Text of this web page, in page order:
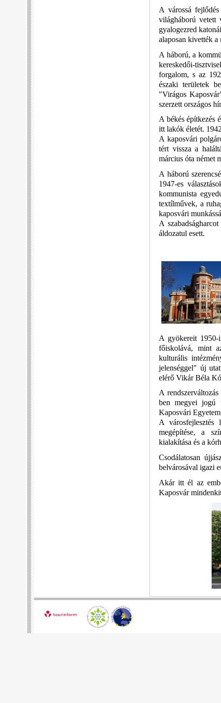
A várossá
világháború
gyalogezred
alaposan kivették a
A háború, a
kereskedői-
forgalom, s az
északi területek
"Virágos
szerzett országos
A békés építkezés
itt lakók életét.
A kaposvári
tért vissza a
március óta német
A háború
1947-es
kommunista
textílművek, a
kaposvári
A
áldozatul esett.
A gyökereit 1950-
főiskolává, mint
kulturális
jelenséggel" új
elérő Vikár Béla
A
ben megyei jogú
Kaposvári
A városfejlesztés
megépítése, a
kialakítása és a
Csodálatosan
belvárosával igazi
Akár itt él az
Kaposvár